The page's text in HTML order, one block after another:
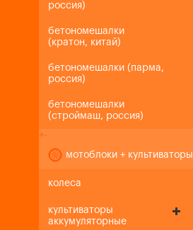
россия)
бетономешалки
(кратон, китай)
бетономешалки (парма,
россия)
бетономешалки
(строймаш, россия)
+-
мотоблоки + культиваторы
колеса
культиваторы
аккумуляторные